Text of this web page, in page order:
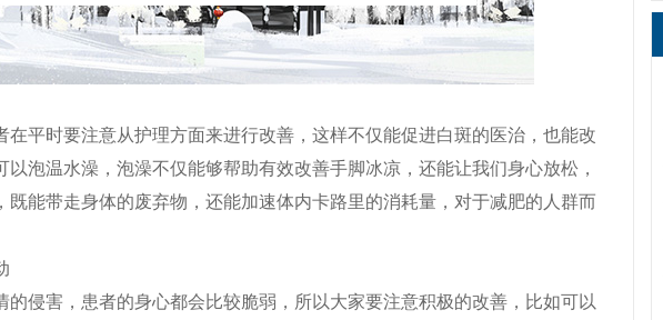
平时要注意从护理方面来进行改善，这样不仅能促进白斑的医治，也能改
泡温水澡，泡澡不仅能够帮助有效改善手脚冰凉，还能让我们身心放松，
既能带走身体的废弃物，还能加速体内卡路里的消耗量，对于减肥的人群而
侵害，患者的身心都会比较脆弱，所以大家要注意积极的改善，比如可以